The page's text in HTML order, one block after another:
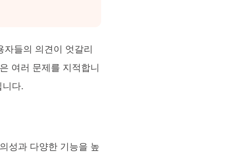
들의 의견이 엇갈리
여러 문제를 지적합니
다.
성과 다양한 기능을 높